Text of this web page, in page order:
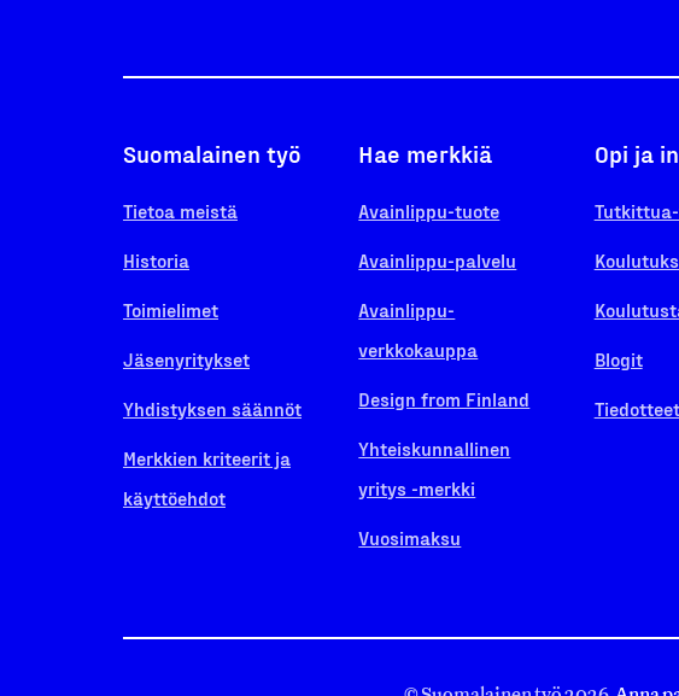
Suomalainen työ
Tietoa meistä
Historia
Toimielimet
Jäsenyritykset
Yhdistyksen säännöt
Merkkien kriteerit ja
käyttöehdot
Hae merkkiä
Avainlippu-tuote
Avainlippu-palvelu
Avainlippu-
verkkokauppa
Design from Finland
Yhteiskunnallinen
yritys -merkki
Vuosimaksu
Opi ja
Blogit
Tiedotteet